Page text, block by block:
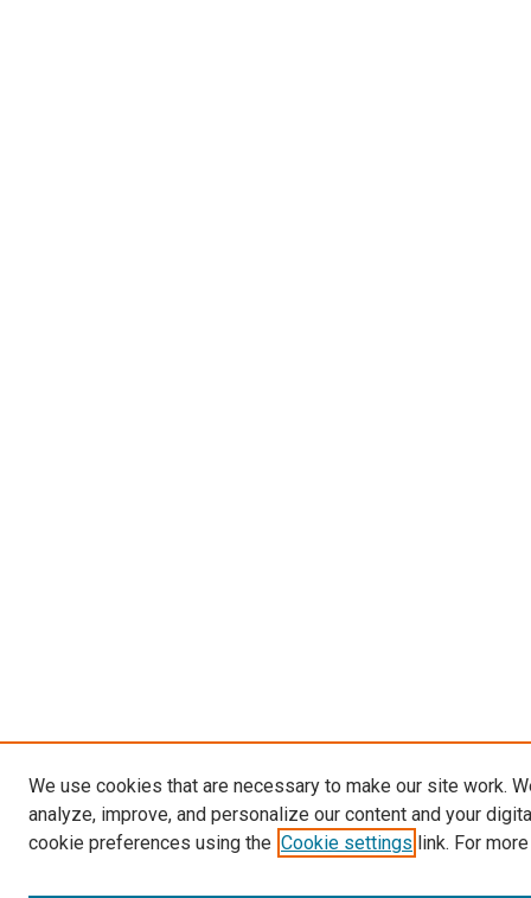
We use cookies that are necessary to make our site work.
analyze, improve, and personalize our content and your
cookie preferences using the Cookie settings link. For